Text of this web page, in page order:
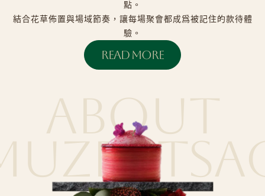
點。
結合花草佈置與場域節奏，讓每場聚會都成為被記住的款待體
驗。
READ MORE
ABOUT